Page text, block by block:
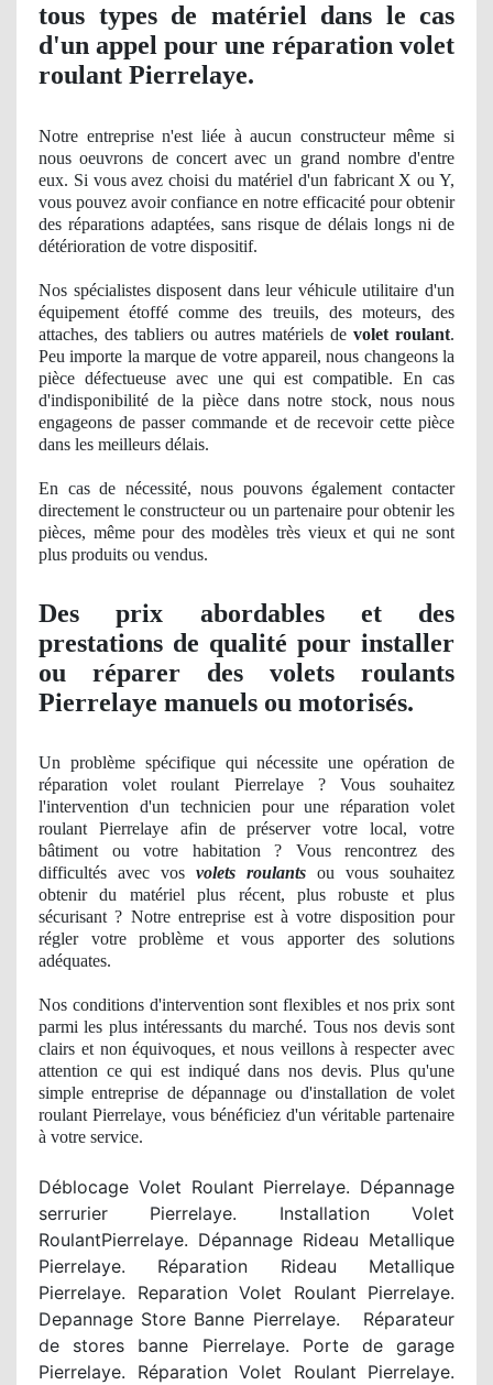
tous types de matériel dans le cas
d'un appel pour une réparation volet
roulant Pierrelaye.
Notre entreprise n'est liée à aucun constructeur même si
nous oeuvrons de concert avec un grand nombre d'entre
eux. Si vous avez choisi du matériel d'un fabricant X ou Y,
vous pouvez avoir confiance en notre efficacité pour obtenir
des réparations adaptées, sans risque de délais longs ni de
détérioration de votre dispositif.
Nos spécialistes disposent dans leur véhicule utilitaire d'un
équipement étoffé comme des treuils, des moteurs, des
attaches, des tabliers ou autres matériels de volet roulant.
Peu importe la marque de votre appareil, nous changeonsla
pièce défectueuse avec une qui est compatible. En cas
d'indisponibilité de la pièce dans notre stock, nous nous
engageons de passer commande et de recevoir cette pièce
dans les meilleurs délais.
En cas de nécessité, nous pouvons également contacter
directement le constructeur ou un partenaire pour obtenir les
pièces, même pour des modèles très vieux et qui ne sont
plus produits ou vendus.
Des prix abordables et des
prestations de qualité pour installer
ou réparer des volets roulants
Pierrelaye manuels ou motorisés.
Un problème spécifique qui nécessite une opération de
réparation volet roulant Pierrelaye ? Vous souhaitez
l'intervention d'un technicien pour une réparation volet
roulant Pierrelaye afin de préserver votre local, votre
bâtiment ou votre habitation ? Vous rencontrez des
difficultés avec vos volets roulants ou vous souhaitez
obtenir du matériel plus récent, plus robuste et plus
sécurisant ? Notre entreprise est à votre disposition pour
régler votre problème et vous apporter des solutions
adéquates.
Nos conditions d'intervention sont flexibles et nos prix sont
parmi les plus intéressants du marché. Tous nos devis sont
clairs et non équivoques, et nous veillons à respecter avec
attention ce qui est indiqué dans nos devis. Plus qu'une
simple entreprise de dépannage ou d'installation de volet
roulant Pierrelaye, vous bénéficiez d'un véritable partenaire
à votre service.
Déblocage Volet Roulant Pierrelaye. Dépannage
serrurier Pierrelaye. Installation Volet
RoulantPierrelaye. Dépannage Rideau Metallique
Pierrelaye. Réparation Rideau Metallique
Pierrelaye. Reparation Volet Roulant Pierrelaye.
Depannage Store Banne Pierrelaye. Réparateur
de stores banne Pierrelaye. Porte de garage
Pierrelaye. Réparation Volet Roulant Pierrelaye.